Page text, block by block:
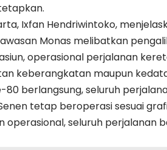
Ixfan Hendriwintoko,
Monas melibatkan
operasional perjalanan
keberangkatan maupun
80 berlangsung, seluruh
tetap beroperasi sesuai
operasional, seluruh perjalanan